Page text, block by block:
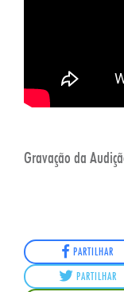
Gravação da
PARTILHAR
PARTILHAR